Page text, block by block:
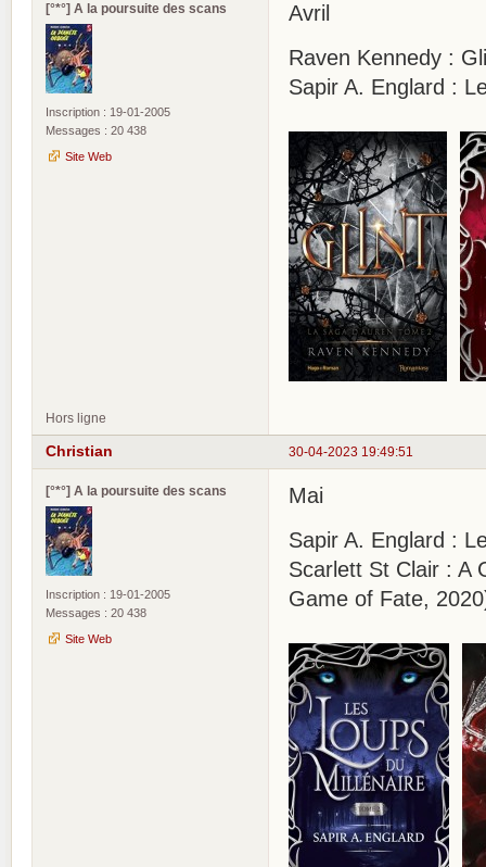
[°*°] A la poursuite des scans
Inscription : 19-01-2005
Messages : 20 438
Site Web
Avril
Raven Kennedy :
Sapir A. Englard :
Hors ligne
30-04-2023 19:49:51
Christian
[°*°] A la poursuite des scans
Inscription : 19-01-2005
Messages : 20 438
Site Web
Mai
Sapir A. Englard :
Scarlett St Clair : A
Game of Fate,